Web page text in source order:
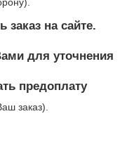
заказ на сайте.
для уточнения
предоплату
заказ).